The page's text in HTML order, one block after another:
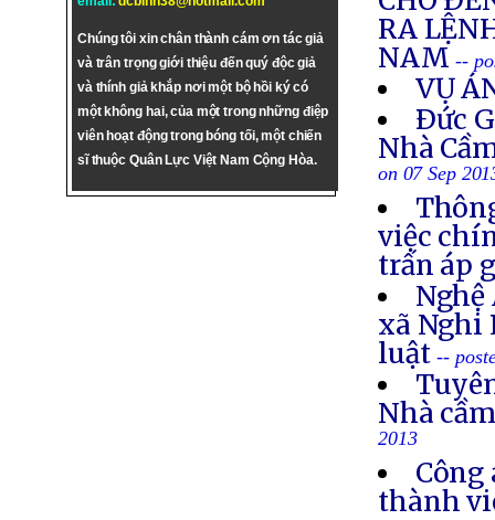
Chúng tôi xin chân thành cám ơn tác giả
và trân trọng giới thiệu đến quý độc giả
và thính giả khắp nơi một bộ hồi ký có
một không hai, của một trong những điệp
viên hoạt động trong bóng tối, một chiến
sĩ thuộc Quân Lực Việt Nam Cộng Hòa.
RA
NAM--
VỤ
Ðức
Nhà
on 07 Sep
việc
trấn áp
Nghệ
xã Nghi
luật--
Nhà
2013
thành